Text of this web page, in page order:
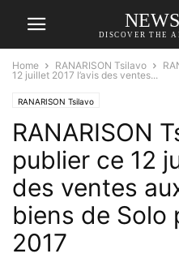
DISCOVER THE
Home RANARISON Tsilavo
12 juillet 2017 l’avis des ventes...
RANARISON Tsilavo
RANARISON
publier ce 12
des ventes
biens de Solo
2017